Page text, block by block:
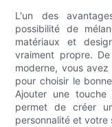
L'un des
possibilité de
matériaux et
vraiment propre.
moderne, vous
pour choisir le
Ajouter une
permet de créer
personnalité et votre